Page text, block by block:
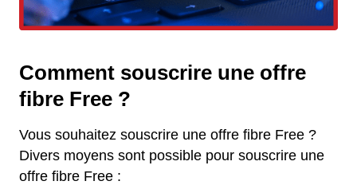
Comment souscrire une offre
fibre Free ?
Vous souhaitez souscrire une offre fibre Free ?
Divers moyens sont possible pour souscrire une
offre fibre Free :